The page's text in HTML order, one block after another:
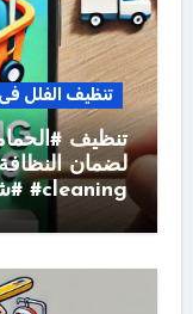
تنظيف الفلل
تنظيف
#cleaning #شركه #تنظيف